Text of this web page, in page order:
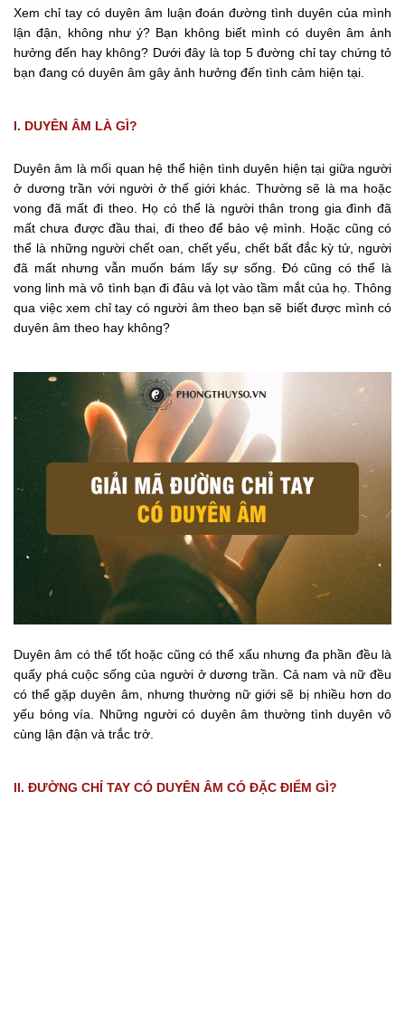
Xem chỉ tay có duyên âm luận đoán đường tình duyên của mình
lận đận, không như ý? Bạn không biết mình có duyên âm ảnh
hưởng đến hay không? Dưới đây là top 5 đường chỉ tay chứng tỏ
bạn đang có duyên âm gây ảnh hưởng đến tình cảm hiện tại.
I. DUYÊN ÂM LÀ GÌ?
Duyên âm là mối quan hệ thể hiện tình duyên hiện tại giữa người
ở dương trần với người ở thế giới khác. Thường sẽ là ma hoặc
vong đã mất đi theo. Họ có thể là người thân trong gia đình đã
mất chưa được đầu thai, đi theo để bảo vệ mình. Hoặc cũng có
thể là những người chết oan, chết yểu, chết bất đắc kỳ tử, người
đã mất nhưng vẫn muốn bám lấy sự sống. Đó cũng có thể là
vong linh mà vô tình bạn đi đâu và lọt vào tầm mắt của họ. Thông
qua việc xem chỉ tay có người âm theo bạn sẽ biết được mình có
duyên âm theo hay không?
Duyên âm có thể tốt hoặc cũng có thể xấu nhưng đa phần đều là
quấy phá cuộc sống của người ở dương trần. Cả nam và nữ đều
có thể gặp duyên âm, nhưng thường nữ giới sẽ bị nhiều hơn do
yếu bóng vía. Những người có duyên âm thường tình duyên vô
cùng lận đận và trắc trở.
II. ĐƯỜNG CHỈ TAY CÓ DUYÊN ÂM CÓ ĐẶC ĐIỂM GÌ?